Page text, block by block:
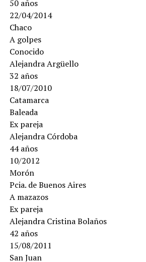
50 años
22/04/2014
Chaco
A golpes
Conocido
Alejandra Argüello
32 años
18/07/2010
Catamarca
Baleada
Ex pareja
Alejandra Córdoba
44 años
10/2012
Morón
Pcia. de Buenos Aires
A mazazos
Ex pareja
Alejandra Cristina Bolaños
42 años
15/08/2011
San Juan